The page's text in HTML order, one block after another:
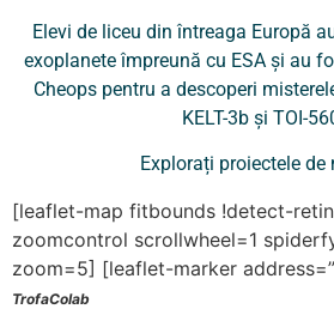
Elevi de liceu din întreaga Europă
exoplanete împreună cu ESA și au
Cheops pentru a descoperi
KELT-3b și TOI-
Explorați proiectele de
[leaflet-map fitbounds !detect-
zoomcontrol scrollwheel=1
zoom=5] [leaflet-marker
TrofaColab